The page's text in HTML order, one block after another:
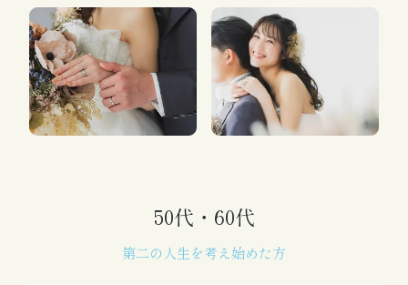
50代・60代
第二の人生を考え始めた方